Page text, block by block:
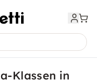
Klassen in